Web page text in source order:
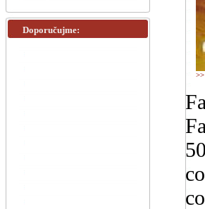
Doporučujme: